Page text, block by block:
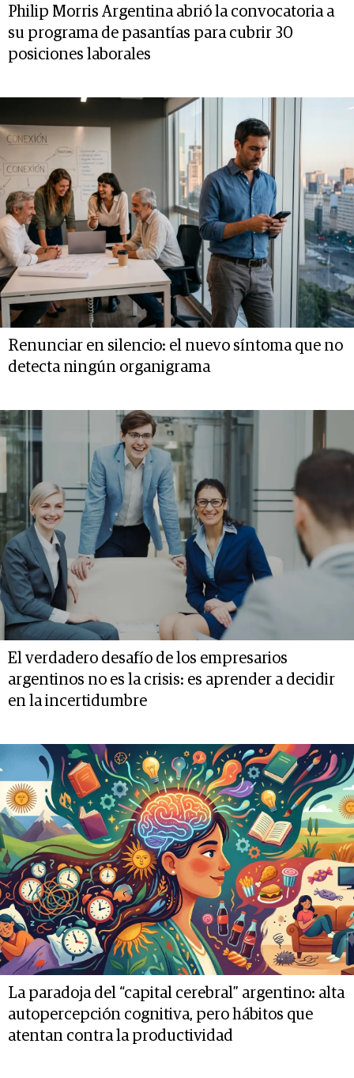
Philip Morris Argentina abrió la convocatoria a
su programa de pasantías para cubrir 30
posiciones laborales
Renunciar en silencio: el nuevo síntoma que no
detecta ningún organigrama
El verdadero desafío de los empresarios
argentinos no es la crisis: es aprender a decidir
en la incertidumbre
La paradoja del “capital cerebral” argentino: alta
autopercepción cognitiva, pero hábitos que
atentan contra la productividad